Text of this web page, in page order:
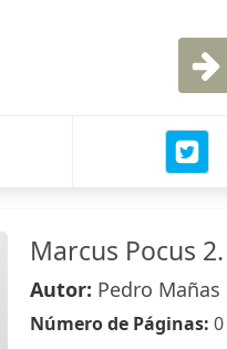
Marcus Pocus
Autor: Pedro
Número de Páginas: 0